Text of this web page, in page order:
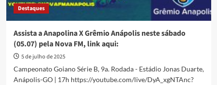
Destaques
Assista a Anapolina X Grêmio Anápolis neste sábado
(05.07) pela Nova FM, link aqui:
5 de julho de 2025
Campeonato Goiano Série B, 9a. Rodada - Estádio Jonas Duarte,
Anápolis-GO | 17h https://youtube.com/live/DyA_xgNTAnc?